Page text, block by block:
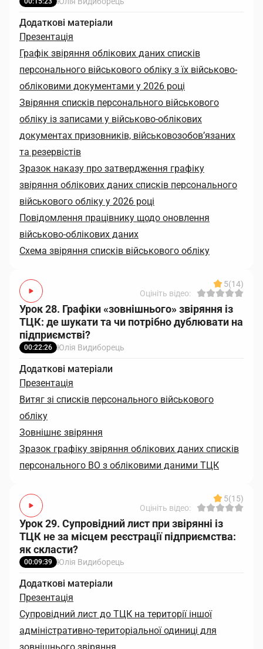
Додаткові матеріали
Презентація
Графік звіряння облікових даних списків
персонального військового обліку з їх військово-
обліковими документами у 2026 році
Звіряння списків персонального військового
обліку із записами у військово-облікових
документах призовників, військовозобов’язаних
та резервістів
Зразок наказу про затвердження графіку
звіряння облікових даних списків персонального
військового обліку у 2026 році
Повідомлення працівнику щодо оновлення
військово-облікових даних
Схема звіряння списків військового обліку
5(14)
Оцініть відео:
Урок 28. Графіки «зовнішнього» звіряння із
ТЦК: де шукати та чи потрібно дублювати на
підприємстві?
00:22:26 Юлія Видиборець
Додаткові матеріали
Презентація
Витяг зі списків персонального військового
обліку
Зовнішнє звіряння
Зразок графіку звіряння облікових даних списків
персонального ВО з обліковими даними ТЦК
5(15)
Оцініть відео:
Урок 29. Супровідний лист при звірянні із
ТЦК не за місцем реєстрації підприємства:
як скласти?
00:09:39 Юлія Видиборець
Додаткові матеріали
Презентація
Супровідний лист до ТЦК на території іншої
адміністративно-територіальної одиниці для